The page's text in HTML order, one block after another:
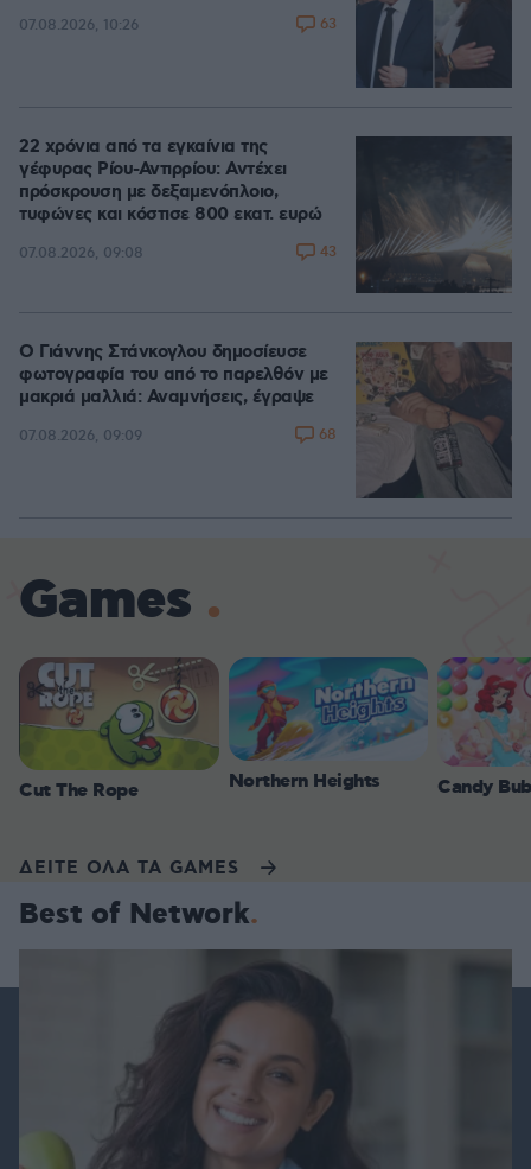
07.08.2026, 10:26 63
22 χρόνια από τα εγκαίνια της
γέφυρας Ρίου-Αντιρρίου: Αντέχει
πρόσκρουση με δεξαμενόπλοιο,
τυφώνες και κόστισε 800 εκατ. ευρώ
07.08.2026, 09:08 43
Ο Γιάννης Στάνκογλου δημοσίευσε
φωτογραφία του από το παρελθόν με
μακριά μαλλιά: Αναμνήσεις, έγραψε
07.08.2026, 09:09 68
Games
Cut The Rope Northern Heights Candy
ΔΕΙΤΕ ΟΛΑ ΤΑ GAMES
Best of Network